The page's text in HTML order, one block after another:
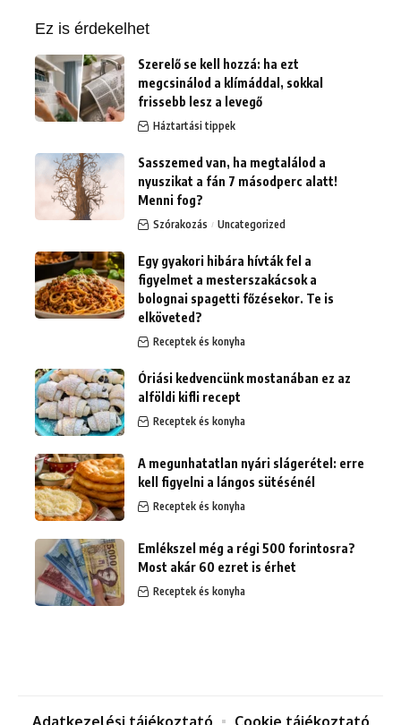
Ez is érdekelhet
Szerelő se kell hozzá: ha ezt
megcsinálod a klímáddal, sokkal
frissebb lesz a levegő
Háztartási tippek
Sasszemed van, ha megtalálod a
nyuszikat a fán 7 másodperc alatt!
Menni fog?
Szórakozás Uncategorized
Egy gyakori hibára hívták fel a
figyelmet a mesterszakácsok a
bolognai spagetti főzésekor. Te is
elköveted?
Receptek és konyha
Óriási kedvencünk mostanában ez az
alföldi kifli recept
Receptek és konyha
A megunhatatlan nyári slágerétel: erre
kell figyelni a lángos sütésénél
Receptek és konyha
Emlékszel még a régi 500 forintosra?
Most akár 60 ezret is érhet
Receptek és konyha
Adatkezelési tájékoztató Cookie tájékoztató